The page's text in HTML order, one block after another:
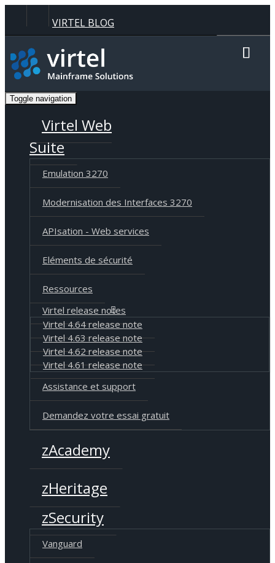
Panneau de gestion des cookies
VIRTEL BLOG
Recherche
Toggle navigation
Virtel Web
Suite
Emulation 3270
Modernisation des Interfaces 3270
APIsation - Web services
Eléments de sécurité
Ressources
Virtel release notes
Virtel 4.64 release note
Virtel 4.63 release note
Virtel 4.62 release note
Virtel 4.61 release note
Assistance et support
Demandez votre essai gratuit
zAcademy
zHeritage
zSecurity
Vanguard